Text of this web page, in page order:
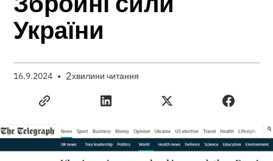
України
16.9.2024 • 2хвилини читання